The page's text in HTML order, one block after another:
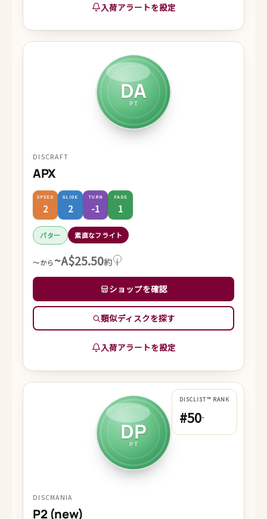
入荷アラートを設定
DA
PT
DISCRAFT
APX
SPEED
2
GLIDE
2
TURN
-1
FADE
1
パター 素直なフライト
～から~A$25.50約 i
ショップを確認
類似ディスクを探す
入荷アラートを設定
DP
PT
DISCLIST™ RANK
#50-
DISCMANIA
P2 (new)